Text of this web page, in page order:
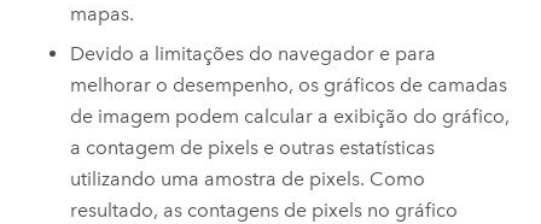
mapas.
Devido a limitações do navegador e para
melhorar o desempenho, os gráficos de camadas
de imagem podem calcular a exibição do gráfico,
a contagem de pixels e outras estatísticas
utilizando uma amostra de pixels. Como
resultado, as contagens de pixels no gráfico